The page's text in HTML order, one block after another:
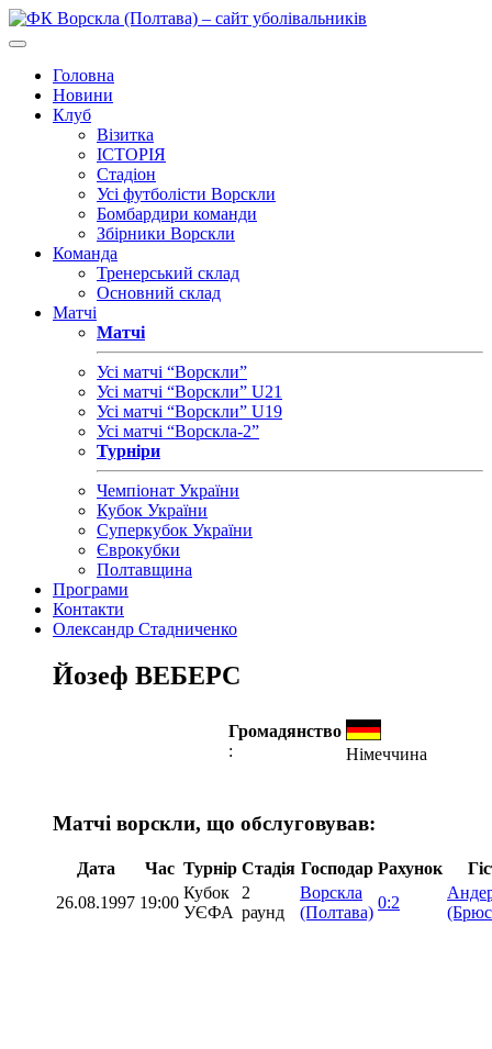
Головна
Новини
Клуб
Візитка
ІСТОРІЯ
Стадіон
Усі футболісти Ворскли
Бомбардири команди
Збірники Ворскли
Команда
Тренерський склад
Основний склад
Матчі
Матчі
Усі матчі “Ворскли”
Усі матчі “Ворскли” U21
Усі матчі “Ворскли” U19
Усі матчі “Ворскла-2”
Турніри
Чемпіонат України
Кубок України
Суперкубок України
Єврокубки
Полтавщина
Програми
Контакти
Олександр Стадниченко
Йозеф ВЕБЕРС
Громадянство
:
Німеччина
Матчі ворскли, що обслуговував:
Дата Час Турнір Стадія Господар Рахунок
26.08.1997 19:00
Кубок
УЄФА
2
раунд
Ворскла
(Полтава)
0:2